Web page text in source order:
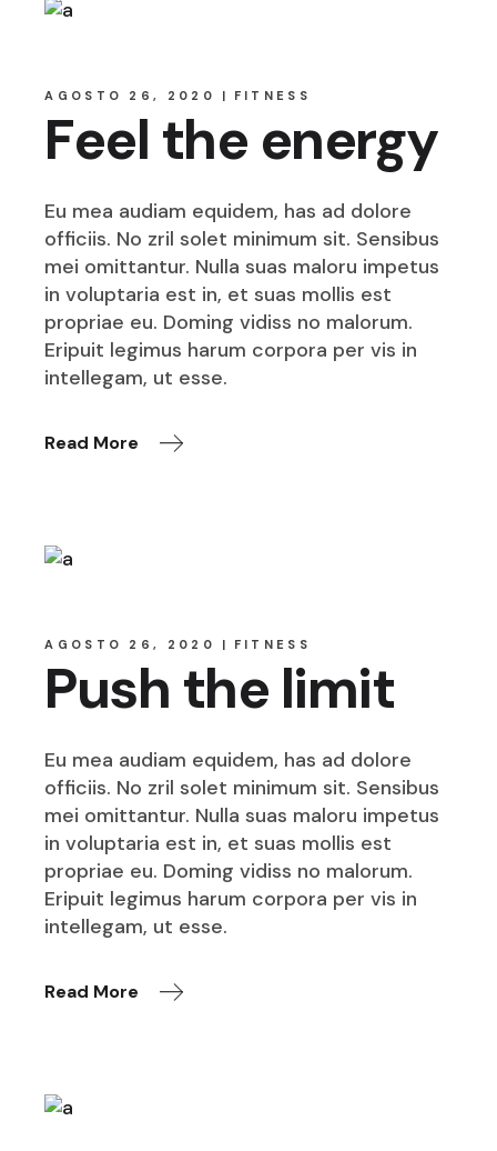
AGOSTO 26, 2020 FITNESS
Feel the energy
Eu mea audiam equidem, has ad dolore
officiis. No zril solet minimum sit. Sensibus
mei omittantur. Nulla suas maloru impetus
in voluptaria est in, et suas mollis est
propriae eu. Doming vidiss no malorum.
Eripuit legimus harum corpora per vis in
intellegam, ut esse.
Read More
AGOSTO 26, 2020 FITNESS
Push the limit
Eu mea audiam equidem, has ad dolore
officiis. No zril solet minimum sit. Sensibus
mei omittantur. Nulla suas maloru impetus
in voluptaria est in, et suas mollis est
propriae eu. Doming vidiss no malorum.
Eripuit legimus harum corpora per vis in
intellegam, ut esse.
Read More